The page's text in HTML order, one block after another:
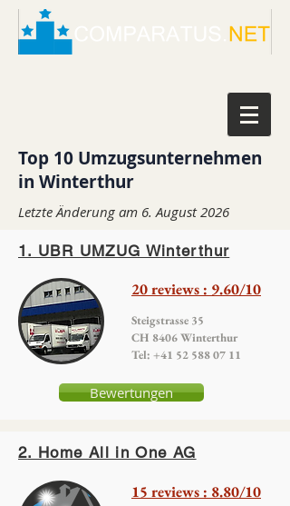
Top 10 Umzugsunternehmen
in Winterthur
Letzte Änderung am 6. August 2026
1. UBR UMZUG Winterthur
20 reviews : 9.60/10
Steigstrasse 35
CH 8406 Winterthur
Tel: +41 52 588 07 11
Bewertungen
2. Home All in One AG
15 reviews : 8.80/10